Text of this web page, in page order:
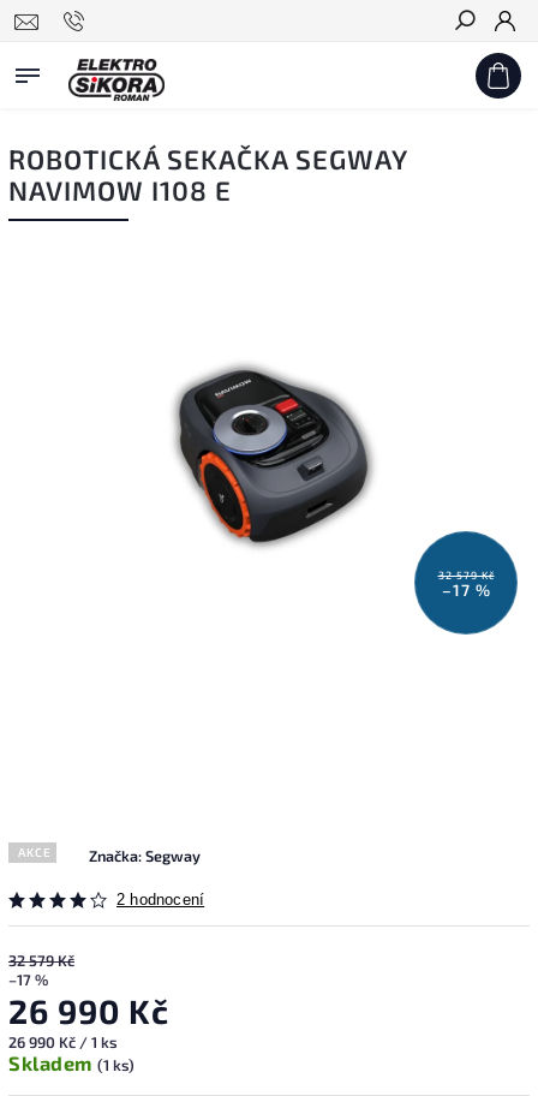
Hledat
ROBOTICKÁ SEKAČKA SEGWAY
NAVIMOW I108 E
32 579 Kč
–17 %
AKCE
2 hodnocení
Značka:Segway
32 579 Kč
–17 %
26 990 Kč
26 990 Kč / 1 ks
Skladem (1 ks)